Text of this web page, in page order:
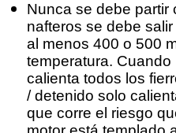
Nunca se debe partir
nafteros se debe
al menos 400 o 500
temperatura.
calienta todos los
/ detenido solo
que corre el riesgo